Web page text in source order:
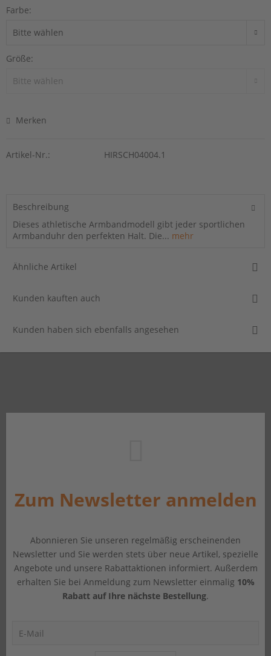
Farbe:
Größe:
Merken
Artikel-Nr.: HIRSCH04004.1
Beschreibung
Dieses athletische Armbandmodell gibt jeder sportlichen
Armbanduhr den perfekten Halt. Die... mehr
Ähnliche Artikel
Kunden kauften auch
Kunden haben sich ebenfalls angesehen
Zum Newsletter anmelden
Abonnieren Sie unseren regelmäßig erscheinenden
Newsletter und Sie werden stets über neue Artikel, spezielle
Angebote und unsere Rabattaktionen informiert. Außerdem
erhalten Sie bei Anmeldung zum Newsletter einmalig 10%
Rabatt auf Ihre nächste Bestellung.